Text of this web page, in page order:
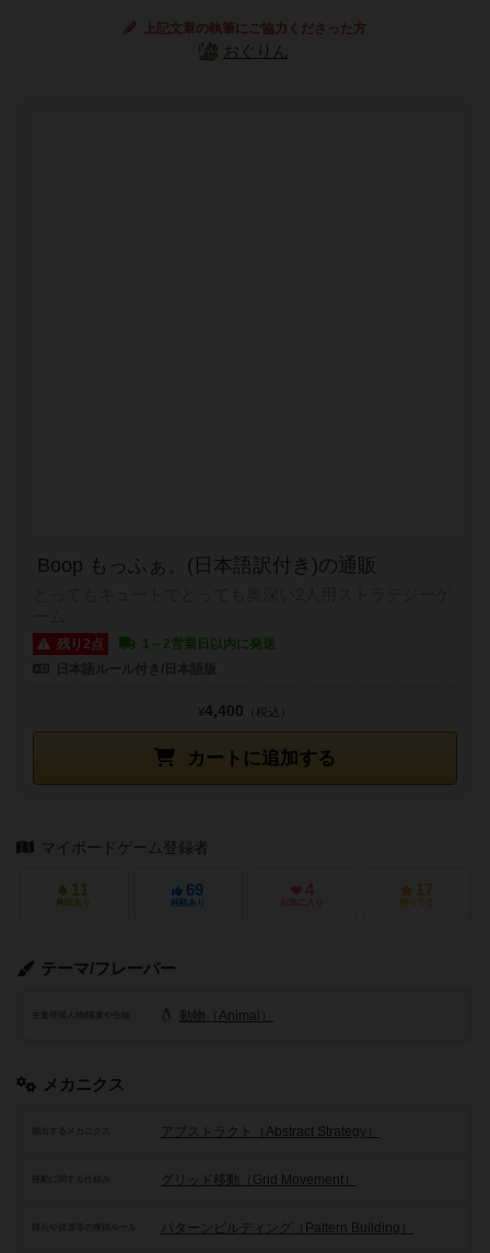
上記文章の執筆にご協力くださった方
おぐりん
Boop もっふぁ。(日本語訳付き)の通販
残り2点
1～2営業日以内に発送
カートに追加する
¥4,400 （税込）
マイボードゲーム登録者
11
興味あり
69
経験あり
4
お気に入り
17
持ってる
テーマ/フレーバー
動物（Animal）
メカニクス
頻出するメカニクス アブストラクト（Abstract Strategy）
移動に関する仕組み グリッド移動（Grid Movement）
得点や資源等の獲得ルール パターンビルディング（Pattern Building）